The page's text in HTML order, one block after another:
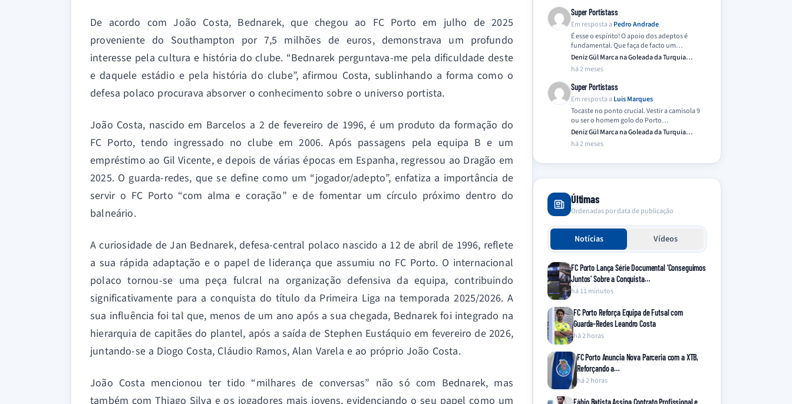
De acordo com João Costa, Bednarek, que chegou ao FC Porto em julho de 2025
proveniente do Southampton por 7,5 milhões de euros, demonstrava um profundo
interesse pela cultura e história do clube. “Bednarek perguntava-me pela dificuldade deste
e daquele estádio e pela história do clube”, afirmou Costa, sublinhando a forma como o
defesa polaco procurava absorver o conhecimento sobre o universo portista.
João Costa, nascido em Barcelos a 2 de fevereiro de 1996, é um produto da formação do
FC Porto, tendo ingressado no clube em 2006. Após passagens pela equipa B e um
empréstimo ao Gil Vicente, e depois de várias épocas em Espanha, regressou ao Dragão em
2025. O guarda-redes, que se define como um “jogador/adepto”, enfatiza a importância de
servir o FC Porto “com alma e coração” e de fomentar um círculo próximo dentro do
balneário.
A curiosidade de Jan Bednarek, defesa-central polaco nascido a 12 de abril de 1996, reflete
a sua rápida adaptação e o papel de liderança que assumiu no FC Porto. O internacional
polaco tornou-se uma peça fulcral na organização defensiva da equipa, contribuindo
significativamente para a conquista do título da Primeira Liga na temporada 2025/2026. A
sua influência foi tal que, menos de um ano após a sua chegada, Bednarek foi integrado na
hierarquia de capitães do plantel, após a saída de Stephen Eustáquio em fevereiro de 2026,
juntando-se a Diogo Costa, Cláudio Ramos, Alan Varela e ao próprio João Costa.
João Costa mencionou ter tido “milhares de conversas” não só com Bednarek, mas
também com Thiago Silva e os jogadores mais jovens, evidenciando o seu papel como um
Super Portistass
Em resposta a Pedro Andrade
É esse o espírito! O apoio dos adeptos é
fundamental. Que faça de facto um…
Deniz Gül Marca na Goleada da Turquia
Frente…
há 2 meses
Super Portistass
Em resposta a Luis Marques
Tocaste no ponto crucial. Vestir a camisola 9
ou ser o homem golo do Porto…
Deniz Gül Marca na Goleada da Turquia
Frente…
há 2 meses
Últimas
Ordenadas por data de publicação
Notícias Vídeos
FC Porto Lança Série Documental ‘Conseguimos
Juntos’ Sobre a Conquista…
há 11 minutos
FC Porto Reforça Equipa de Futsal com
Guarda-Redes Leandro Costa
há 2 horas
FC Porto Anuncia Nova Parceria com a XTB,
Reforçando a…
há 2 horas
Fábio Batista Assina Contrato Profissional e